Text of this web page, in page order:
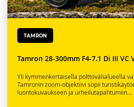
TAMRON
Tamron 28-300mm F4-7.1 Di III VC
Yli kymmenkertaisella polttovälialueella
Tamronin zoom-objektiivi sopii
luontokuvaukseen ja urheilutapahtumiin...